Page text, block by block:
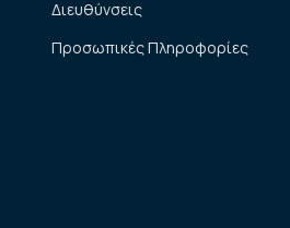
Διευθύνσεις
Προσωπικές Πληροφορίες